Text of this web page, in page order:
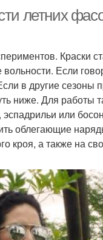
летних
Краски
Если
в другие сезоны
ниже. Для работы
или
облегающие
кроя, а также на